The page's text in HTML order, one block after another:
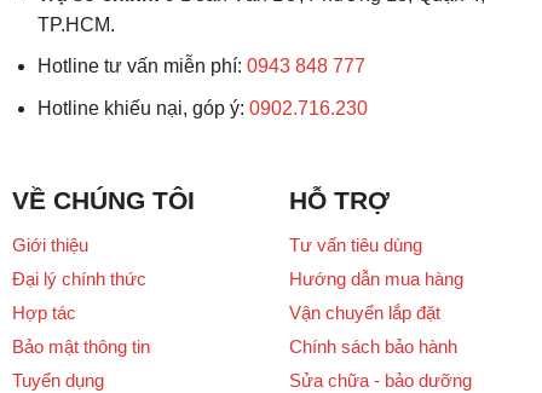
TP.HCM.
Hotline tư vấn miễn phí: 0943 848 777
Hotline khiếu nại, góp ý: 0902.716.230
VỀ CHÚNG TÔI
Giới thiệu
Đại lý chính thức
Hợp tác
Bảo mật thông tin
Tuyển dụng
HỖ TRỢ
Tư vấn tiêu dùng
Hướng dẫn mua hàng
Vận chuyển lắp đặt
Chính sách bảo hành
Sửa chữa - bảo dưỡng